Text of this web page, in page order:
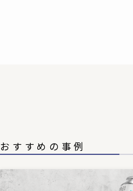
おすすめの事例